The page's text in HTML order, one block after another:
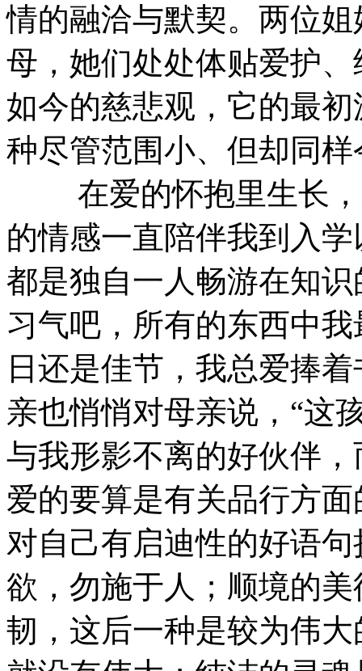
情的融洽与默契。两位
母，她们处处体贴爱护
如今的慈悲观，它的最
种尽管范围小、但却同
在爱的怀抱里生长，
的情感一直陪伴我到入
都是独自一人畅游在知
习气吧，所有的东西中
日还是佳节，我总爱捧
亲也悄悄对母亲说，“这
与我形影不离的好伙伴
爱的要算是有关品行方
对自己有启迪性的好语
欲，勿施于人；顺境的
韧，这后一种是较为伟